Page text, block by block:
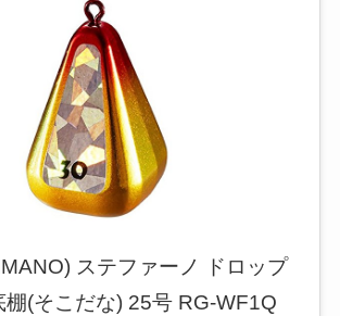
ステファーノ ドロップ
棚(そこだな) 25号 RG-WF1Q